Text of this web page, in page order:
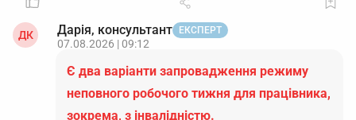
ДК Дарія, консультант ЕКСПЕРТ
07.08.2026 | 09:12
Є два варіанти запровадження режиму
неповного робочого тижня для працівника,
зокрема, з інвалідністю.